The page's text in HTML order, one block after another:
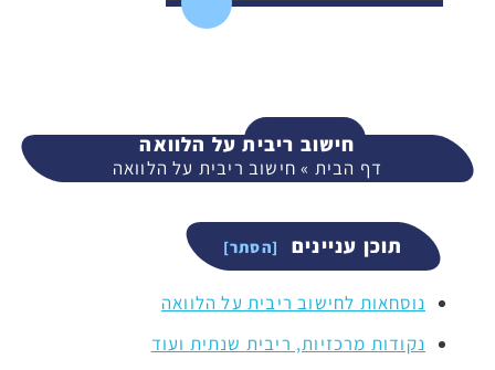
המשך
חישוב ריבית על הלוואה
דף הבית »חישוב ריבית על הלוואה
תוכן עניינים
נוסחאות לחישוב ריבית על הלוואה
נקודות מרכזיות, ריבית שנתית ועוד